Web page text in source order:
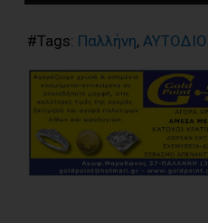
#Tags: Παλλήνη,